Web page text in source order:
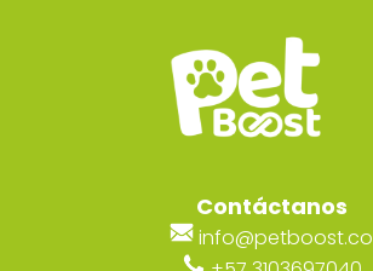
Contáctanos
info@petboost.co